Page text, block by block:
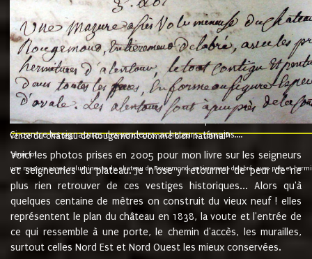
"l'an mil six cent soixante treze le ving neuvième jour du mois de
nommé fut présent Messire Claude Guillaume de Moyriat chevalier baron
vend, purement simplement et irrevocablement a monseigneur monsieur
et chavannes conseiller du roy au parlement de Bourgogne, present et
que le dit seigneur Baron de la Vellière a sur ses hommes, indivisables et
de la Velliere tout ainsi et comme le dit seigneur Baron et ses
présent......"
suivent les rentes, donation des terriers, etc... au prix de 880 livre louis
Ci contre les signatures des vendeurs, acheteurs, témoins....
vente du château de Rougemont comme bien national9.
"3ème lot
une mazure assez volumineuse du chateau de Rougemond, entierement delabré, avec près et
Voici les photos prises en 2005 pour mon livre sur les seigneurs
et seigneuries du plateau. Je n'ose y retourner de peur de ne
plus rien retrouver de ces vestiges historiques... Alors qu'à
quelques centaine de mètres on construit du vieux neuf ! elles
représentent le plan du château en 1838, la voute et l'entrée de
ce qui ressemble à une porte, le chemin d'accès, les murailles,
surtout celles Nord Est et Nord Ouest les mieux conservées.